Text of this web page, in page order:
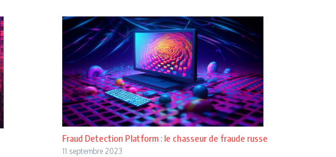
Fraud Detection Platform : le chasseur de fraude russe
11 septembre 2023